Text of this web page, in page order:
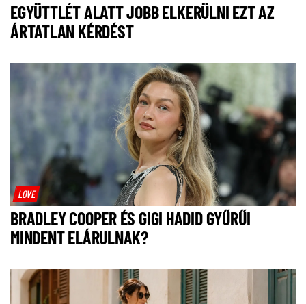
EGYÜTTLÉT ALATT JOBB ELKERÜLNI EZT AZ
ÁRTATLAN KÉRDÉST
LOVE
BRADLEY COOPER ÉS GIGI HADID GYŰRŰI
MINDENT ELÁRULNAK?